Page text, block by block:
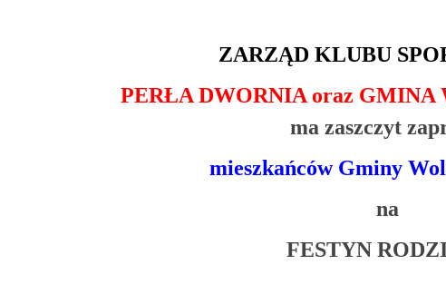
ZARZĄD KLUBU
PERŁA DWORNIA oraz
ma zaszczyt
mieszkańców Gminy
na
FESTYN